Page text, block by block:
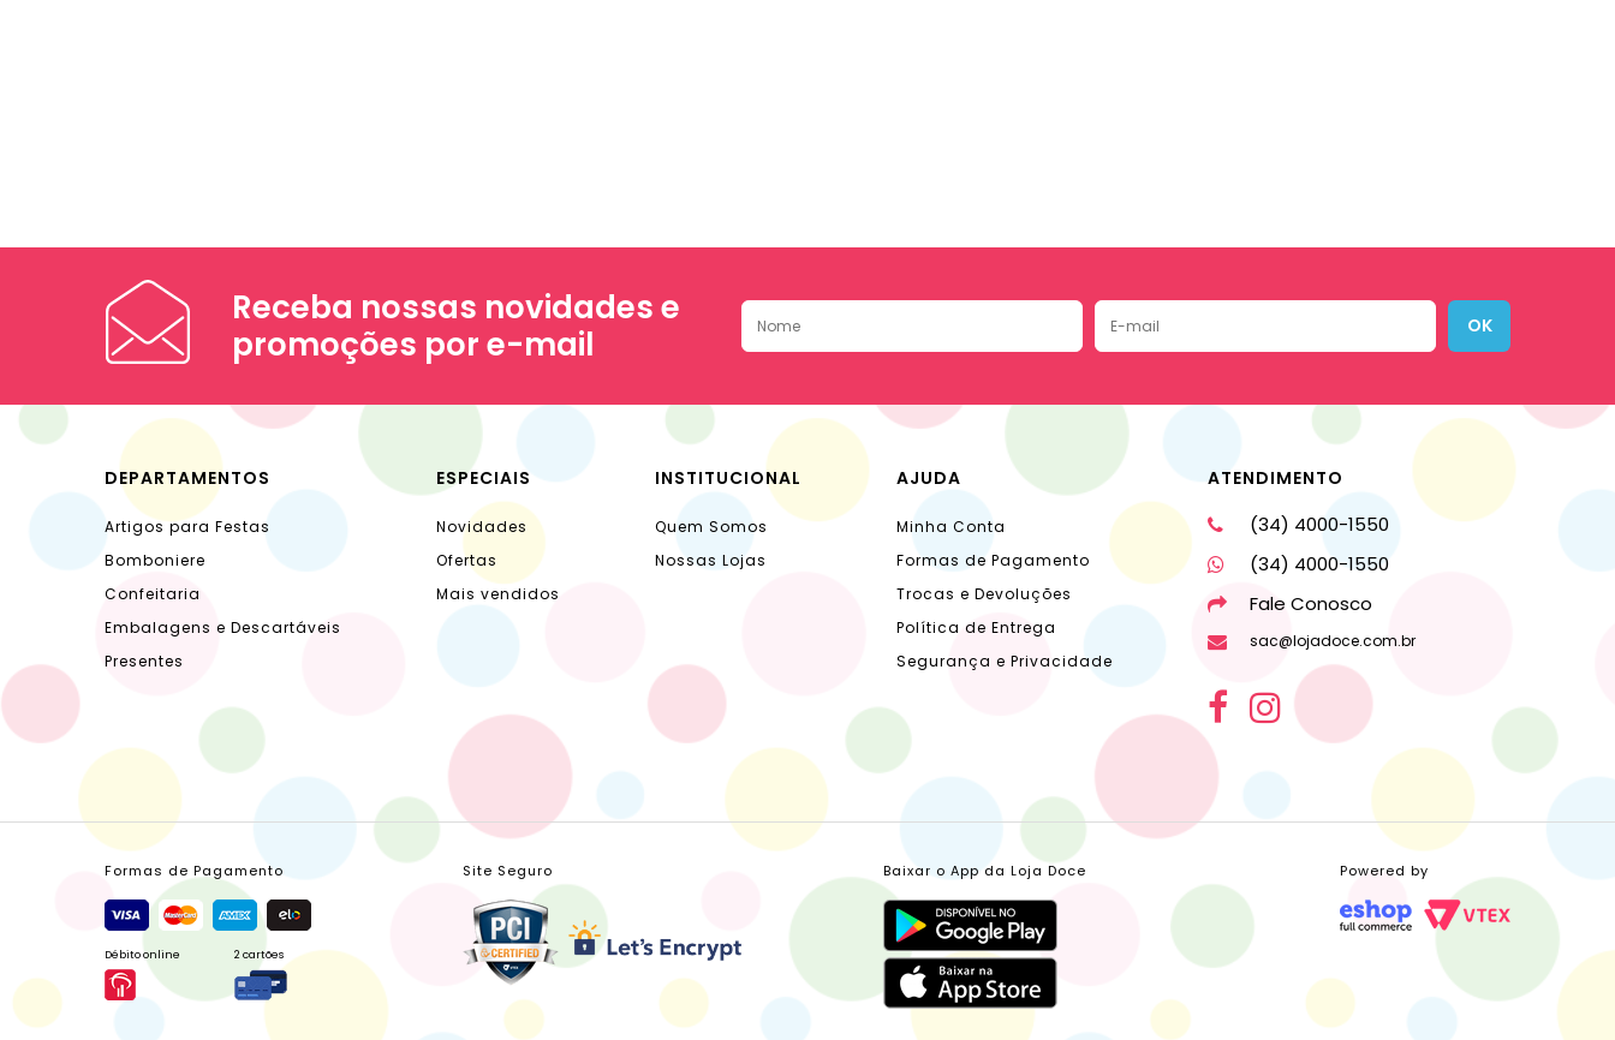
Receba nossas novidades e
promoções por e-mail
OK
DEPARTAMENTOS
Artigos para Festas
Bomboniere
Confeitaria
Embalagens e Descartáveis
Presentes
ESPECIAIS
Novidades
Ofertas
Mais vendidos
INSTITUCIONAL
Quem Somos
Nossas Lojas
AJUDA
Minha Conta
Formas de Pagamento
Trocas e Devoluções
Política de Entrega
Segurança e Privacidade
ATENDIMENTO
(34) 4000-1550
(34) 4000-1550
Fale Conosco
sac@lojadoce.com.br
Formas de Pagamento
Débito online 2 cartões
Site Seguro Baixar o App da Loja Doce Powered by